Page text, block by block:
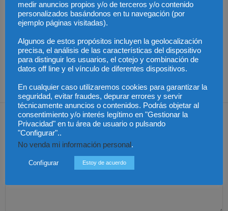
Cómo proteger tu
propiedad intelectual en
el extranjero: claves
lingüísticas y jurídicas
El Pleno del CGPJ
aprueba el informe al
anteproyecto de Ley de
Familias por
unanimidad
Últimas modificaciones
en la Ley de Sociedades
de Capital
Dejar una respuesta
medir anuncios propios y/o de terceros y/o contenido
personalizados basándonos en tu navegación (por
ejemplo páginas visitadas).
Algunos de estos propósitos incluyen la geolocalización
precisa, el análisis de las características del dispositivo
para distinguir los usuarios, el cotejo y combinación de
datos off line y el vínculo de diferentes dispositivos.
En cualquier caso utilizaremos cookies para garantizar la
seguridad, evitar fraudes, depurar errores y servir
técnicamente anuncios o contenidos. Podrás objetar al
consentimiento y/o interés legítimo en "Gestionar la
Privacidad" en tu área de usuario o pulsando
"Configurar"..
No venda mi información personal .
Configurar Estoy de acuerdo